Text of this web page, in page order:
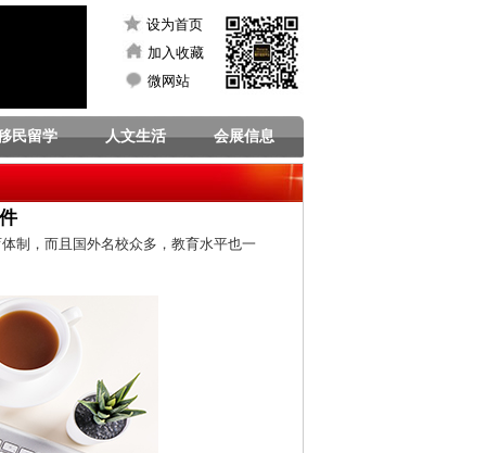
设为首页
加入收藏
微网站
民留学 人文生活 会展信息
制，而且国外名校众多，教育水平也一